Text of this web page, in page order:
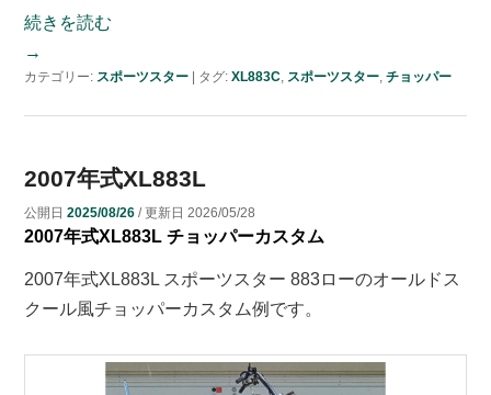
続きを読む
→
カテゴリー: スポーツスター タグ: XL883C, スポーツスター, チョッパー
2007年式XL883L
公開日 2025/08/26/ 更新日 2026/05/28
2007年式XL883L チョッパーカスタム
2007年式XL883L スポーツスター 883ローのオールドス
クール風チョッパーカスタム例です。